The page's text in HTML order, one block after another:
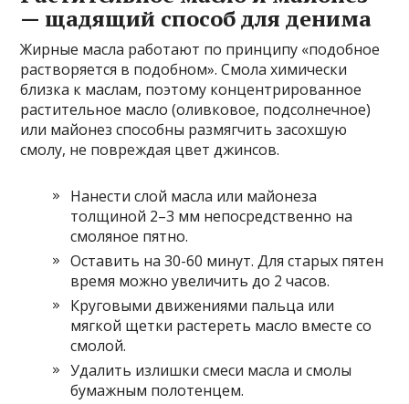
— щадящий способ для денима
Жирные масла работают по принципу «подобное
растворяется в подобном». Смола химически
близка к маслам, поэтому концентрированное
растительное масло (оливковое, подсолнечное)
или майонез способны размягчить засохшую
смолу, не повреждая цвет джинсов.
Нанести слой масла или майонеза
толщиной 2–3 мм непосредственно на
смоляное пятно.
Оставить на 30-60 минут. Для старых пятен
время можно увеличить до 2 часов.
Круговыми движениями пальца или
мягкой щетки растереть масло вместе со
смолой.
Удалить излишки смеси масла и смолы
бумажным полотенцем.